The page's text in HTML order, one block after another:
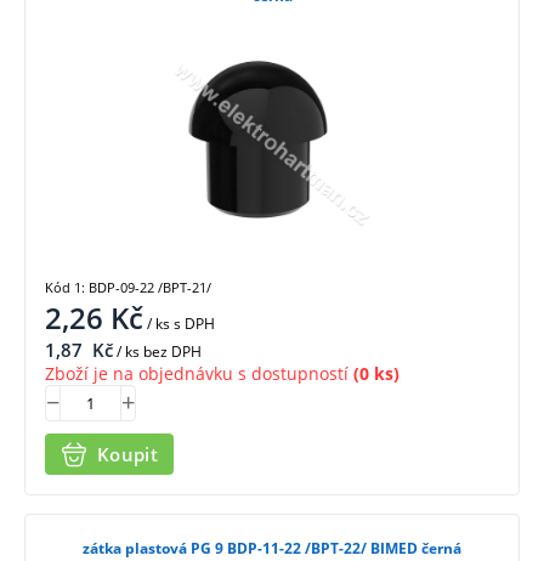
2,26 Kč/ kss DPH
1,87 Kč/ ks bez DPH
Zboží je na objednávku s dostupností (0 ks)
Koupit
Kód 1: BDP-09-22 /BPT-21/
zátka plastová PG 9 BDP-11-22 /BPT-22/ BIMED černá